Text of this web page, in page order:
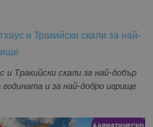
Тракийски скали за най-добър
годината и за най-добро игрище